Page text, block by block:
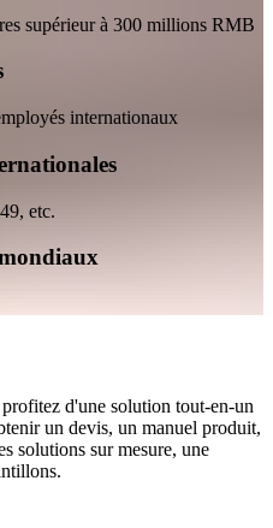
supérieur à 300 millions RMB
internationaux
etc.
d'une solution tout-en-un
un devis, un manuel produit,
solutions sur mesure, une